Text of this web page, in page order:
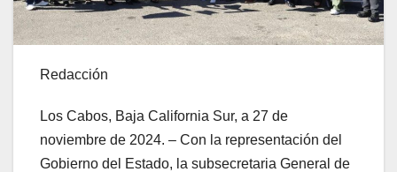
Redacción
Los Cabos, Baja California Sur, a 27 de
noviembre de 2024. – Con la representación del
Gobierno del Estado, la subsecretaria General de